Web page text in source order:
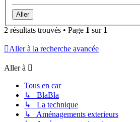
2 résultats trouvés • Page 1 sur 1
Aller à la recherche avancée
Aller à
Tous en car
↳ BlaBla
↳ La technique
↳ Aménagements exterieurs